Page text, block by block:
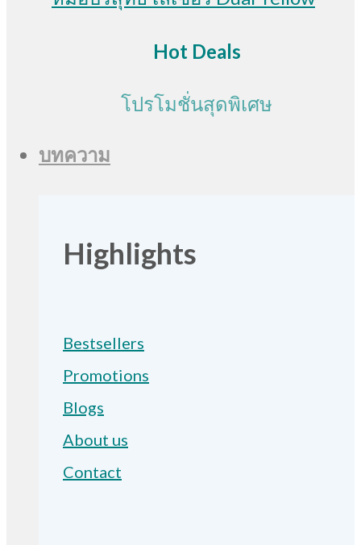
Hot Deals
โปรโมชั่นสุดพิเศษ
บทความ
Highlights
Bestsellers
Promotions
Blogs
About us
Contact